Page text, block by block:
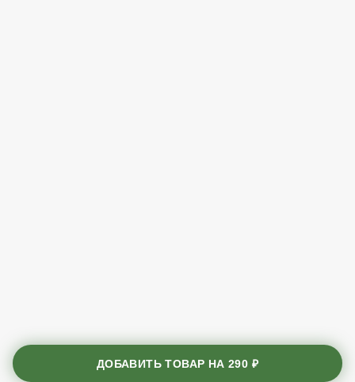
ДОБАВИТЬ ТОВАР НА290 ₽